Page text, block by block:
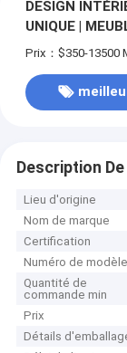
DESIGN
UNIQUE |
MOBILES
ET ENSEMBLE
Prix：$350-13500
Description
Lieu d'origine
Nom de marque
Certification
Numéro de modèle
Quantité de
commande min
Prix
Détails